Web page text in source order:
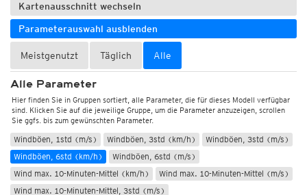
Kartenausschnitt wechseln
Parameterauswahl ausblenden
Meistgenutzt Täglich Alle
Alle Parameter
Hier finden Sie in Gruppen sortiert, alle Parameter, die für dieses Modell verfügbar
sind. Klicken Sie auf die jeweilige Gruppe, um die Parameter anzuzeigen, scrollen
Sie ggfs. bis zum gewünschten Parameter.
Bodentemperatur
Windböen, Windmittel, Windrichtung
Windrichtung
Windrichtung, 10min
Wind 10-Minuten-Mittel, 10min (km/h)
Wind 10-Minuten-Mittel, 10min (m/s)
Wind 10-Minuten-Mittel (m/s)
Windböen, 10min (km/h)
Windböen, 10min (m/s)
Windböen, 1std (km/h)
Windböen, 1std (m/s)
Windböen, 3std (km/h)
Windböen, 3std (m/s)
Windböen, 6std (km/h)
Windböen, 6std (m/s)
Wind max. 10-Minuten-Mittel (km/h)
Wind max. 10-Minuten-Mittel (m/s)
Wind max. 10-Minuten-Mittel, 3std (m/s)